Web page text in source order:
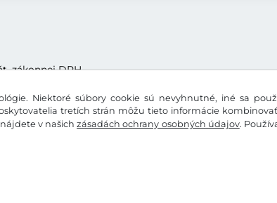
Niektoré súbory cookie sú nevyhnutné, iné sa
tretích strán môžu tieto informácie
v našichzásadách ochrany osobných údajov.
zákonnej DPH